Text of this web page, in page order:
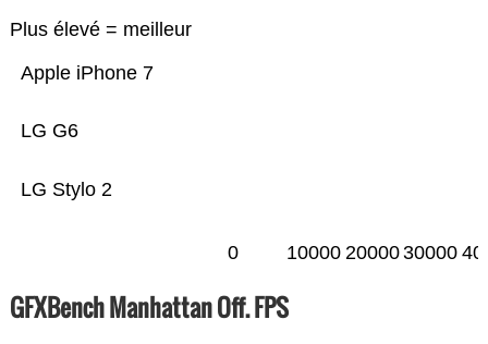
Plus élevé = meilleur
LG Stylo 2
LG G6
Apple iPhone 7
0 10000 2000030000
GFXBench Manhattan Off. FPS